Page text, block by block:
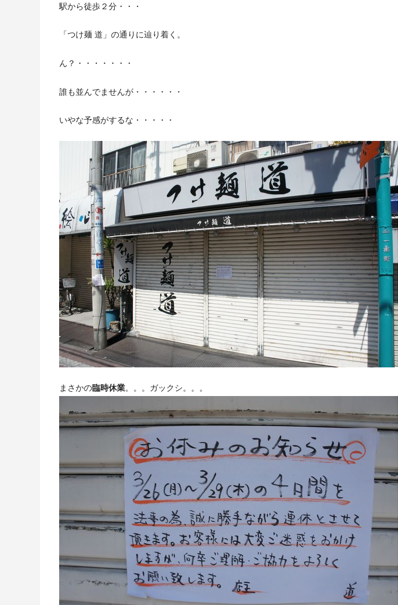
駅から徒歩２分・・・
「つけ麺 道」の通りに辿り着く。
ん？・・・・・・・
誰も並んでませんが・・・・・・
いやな予感がするな・・・・・
まさかの臨時休業。。。ガックシ。。。